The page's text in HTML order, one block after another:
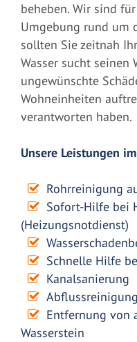
beheben. Wir sind
Umgebung rund um
sollten Sie zeitnah
Wasser sucht seinen
ungewünschte
Wohneinheiten
verantworten haben.
Unsere Leistungen
Rohrreinigung
Sofort-Hilfe bei
(Heizungsnotdienst)
Schnelle Hilfe
Kanalsanierung
Abflussreinigung
Entfernung von
Wasserstein